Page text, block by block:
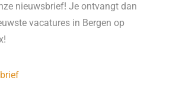
nieuwsbrief! Je ontvangt dan
vacatures in Bergen op